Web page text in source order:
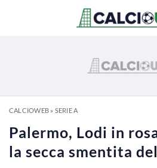
CALCIOWEB» SERIE A
Palermo, Lodi in
la secca smentita